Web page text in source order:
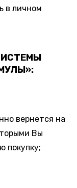
в личном
вернется на
Вы
покупку;